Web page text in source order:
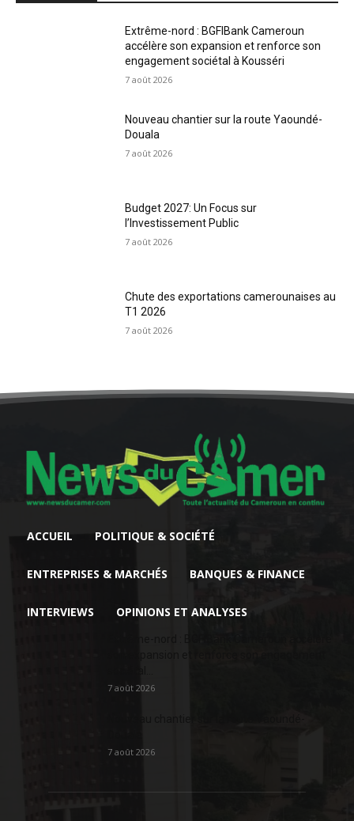
Extrême-nord : BGFIBank Cameroun
accélère son expansion et renforce son
engagement sociétal à Kousséri
7 août 2026
Nouveau chantier sur la route Yaoundé-
Douala
7 août 2026
Budget 2027: Un Focus sur
l’Investissement Public
7 août 2026
Chute des exportations camerounaises au
T1 2026
7 août 2026
ACCUEIL POLITIQUE & SOCIÉTÉ
ENTREPRISES & MARCHÉS BANQUES & FINANCE
INTERVIEWS OPINIONS ET ANALYSES
7 août 2026
7 août 2026